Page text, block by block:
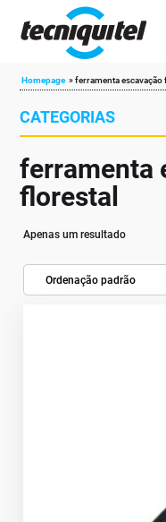
Homepage »ferramenta escavação
CATEGORIAS
ferramenta
florestal
Apenas um resultado